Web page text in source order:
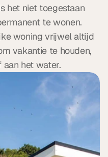
het niet toegestaan
te wonen.
woning vrijwel altijd
vakantie te houden,
aan het water.